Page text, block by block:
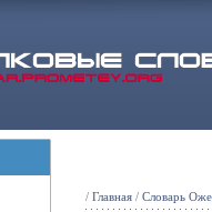
/ Главная / Словарь